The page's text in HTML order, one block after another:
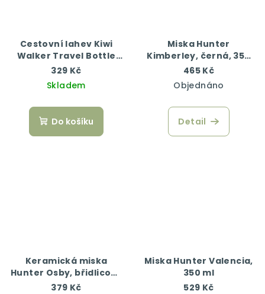
Cestovní lahev Kiwi
Walker Travel Bottle
2v1, růžová/modrá, 750
+ 500 ml
329 Kč
Skladem
Do košíku
Miska Hunter
Kimberley, černá, 350
ml
465 Kč
Objednáno
Detail
Keramická miska
Hunter Osby, břidlicově
šedá, 350 ml
379 Kč
Miska Hunter Valencia,
350 ml
529 Kč